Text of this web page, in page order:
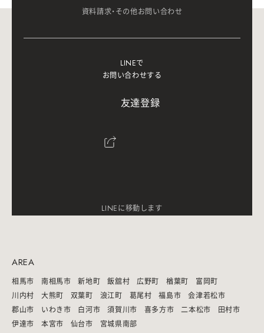
資料請求・その他お問い合わせ
LINEで
お問い合わせする
友達登録
LINEに移動します
AREA
相馬市 南相馬市 新地町 飯舘村 広野町 楢葉町
富岡町
川内村
大熊町 双葉町 浪江町 葛尾村 福島市
会津若松市
郡山市
いわき市 白河市 須賀川市 喜多方市 二本松市
田村市
伊達市
本宮市 仙台市 宮城県南部